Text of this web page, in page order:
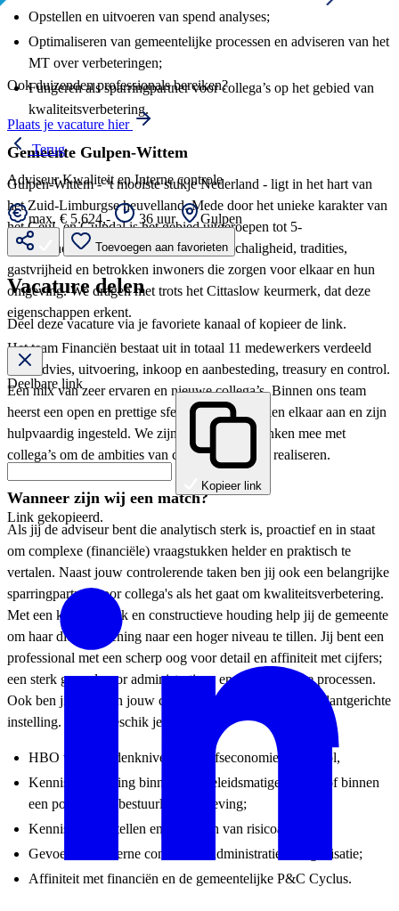
Opstellen en uitvoeren van spend analyses;
Optimaliseren van gemeentelijke processen en adviseren van het
MT over verbeteringen;
Fungeren als sparringpartner voor collega’s op het gebied van
kwaliteitsverbetering.
Gemeente Gulpen-Wittem
Gulpen-Wittem - ‘t mooiste stukje Nederland - ligt in het hart van
het Zuid-Limburgse heuvelland. Mede door het unieke karakter van
het Geul- en Gulpdal is het gebied uitgeroepen tot 5-
sterrenlandschap. Geliefd om haar kleinschaligheid, tradities,
gastvrijheid en betrokken inwoners die zorgen voor elkaar en hun
omgeving. We dragen met trots het Cittaslow keurmerk, dat deze
eigenschappen erkent.
Het team Financiën bestaat uit in totaal 11 medewerkers verdeeld
over advies, uitvoering, inkoop en aanbesteding, treasury en control.
Een mix van zeer ervaren en nieuwe collega’s. Binnen ons team
heerst een open en prettige sfeer. Mensen spreken elkaar aan en zijn
hulpvaardig ingesteld. We zijn klantgericht, denken mee met
collega’s om de ambities van college en raad te realiseren.
Wanneer zijn wij een match?
Als jij de adviseur bent die analytisch sterk is, proactief en in staat
om complexe (financiële) vraagstukken helder en praktisch te
vertalen. Naast jouw controlerende taken ben jij ook een belangrijke
sparringpartner voor collega's als het gaat om kwaliteitsverbetering.
Met een kritische blik en constructieve houding help jij de gemeente
om haar dienstverlening naar een hoger niveau te tillen. Jij bent een
professional met een scherp oog voor detail en affiniteit met cijfers;
een sterk gevoel voor administratieve en gemeentelijke processen.
Ook ben jij helder in jouw communicatie en heb jij een klantgerichte
instelling. Verder beschik je over:
HBO werk- & denkniveau bedrijfseconomie of control,
Kennis en ervaring binnen een beleidsmatige functie of binnen
een politiek- en bestuurlijke omgeving;
Kennis van opstellen en uitvoeren van risicoanalyses;
Gevoel voor interne controle en administratieve organisatie;
Affiniteit met financiën en de gemeentelijke P&C Cyclus.
Ook duizenden professionals bereiken?
Plaats je vacature hier
Terug
Adviseur Kwaliteit en Interne controle
max. € 5.624,- 36 uur Gulpen
Toevoegen aan favorieten
Vacature delen
Deel deze vacature via je favoriete kanaal of kopieer de link.
Deelbare link
Kopieer link
Link gekopieerd.